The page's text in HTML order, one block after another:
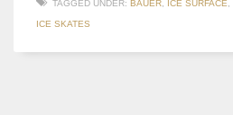
TAGGED UNDER: BAUER, ICE SURFACE,
ICE SKATES